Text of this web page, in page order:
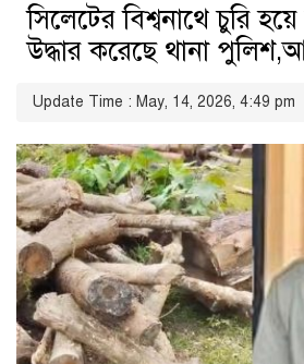
সিলেটের বিশ্বনাথে চুরি
উদ্ধার করেছে থানা
Update Time : May, 14, 2026, 4:49 pm